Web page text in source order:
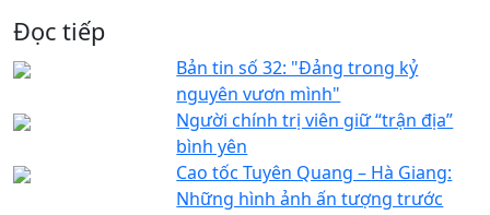
Đọc tiếp
Bản tin số 32: "Đảng trong kỷ
nguyên vươn mình"
Người chính trị viên giữ “trận địa”
bình yên
Cao tốc Tuyên Quang – Hà Giang:
Những hình ảnh ấn tượng trước